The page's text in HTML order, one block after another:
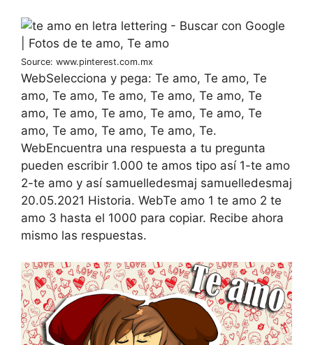
Source: www.pinterest.com.mx
WebSelecciona y pega: Te amo, Te amo, Te
amo, Te amo, Te amo, Te amo, Te amo, Te
amo, Te amo, Te amo, Te amo, Te amo, Te
amo, Te amo, Te amo, Te amo, Te.
WebEncuentra una respuesta a tu pregunta
pueden escribir 1.000 te amos tipo así 1-te amo
2-te amo y así samuelledesmaj samuelledesmaj
20.05.2021 Historia. WebTe amo 1 te amo 2 te
amo 3 hasta el 1000 para copiar. Recibe ahora
mismo las respuestas.